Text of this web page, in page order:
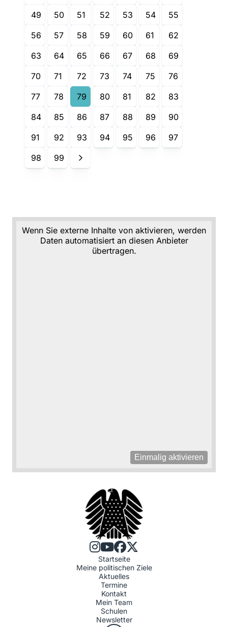
49
50 51 52 53 54
55
56
57 58 59 60 61
62
63
64 65 66 67 68
69
70
71 72 73 74 75
76
77
78 79 80 81 82
83
84
85 86 87 88 89
90
91
92 93 94 95 96
97
98
99
Wenn Sie externe Inhalte von aktivieren, werden
Daten automatisiert an diesen Anbieter
übertragen.
Einmalig aktivieren
Startseite
Meine politischen Ziele
Aktuelles
Termine
Kontakt
Mein Team
Schulen
Newsletter